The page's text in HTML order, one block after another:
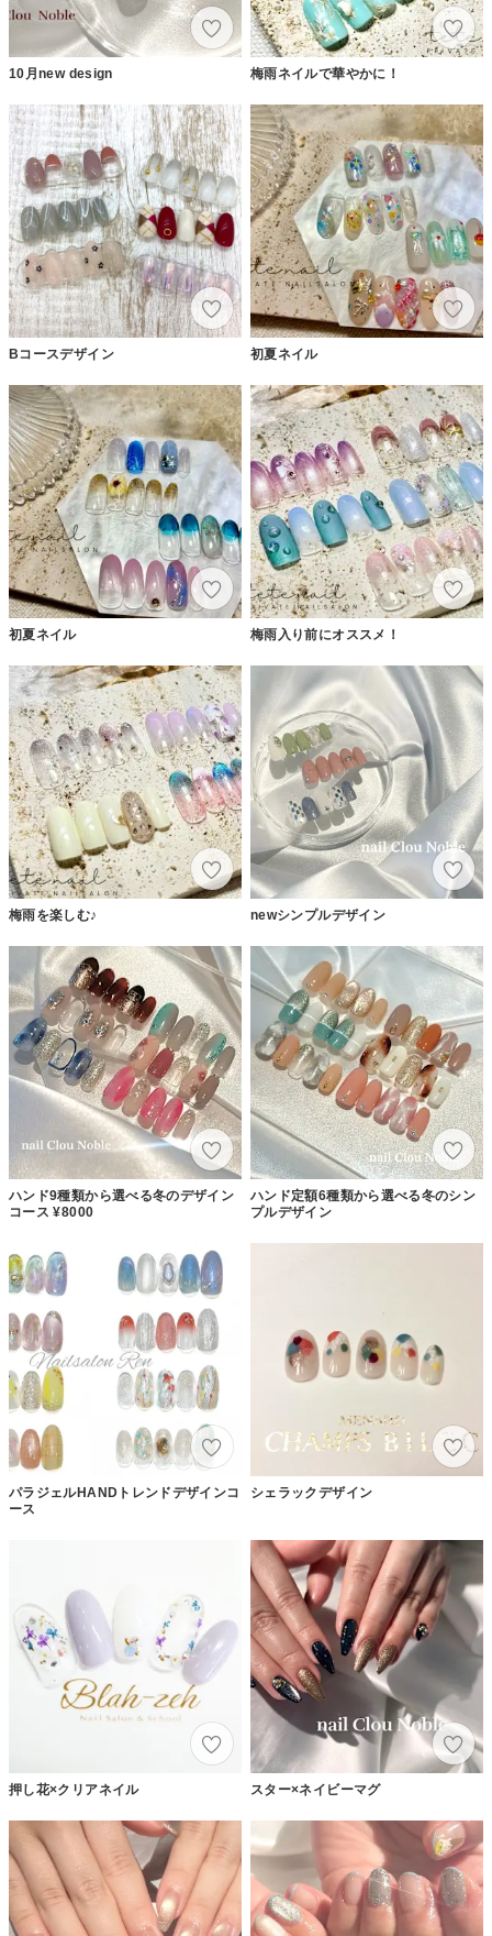
10月new design 梅雨ネイルで華やかに！
Bコースデザイン 初夏ネイル
初夏ネイル 梅雨入り前にオススメ！
梅雨を楽しむ♪ newシンプルデザイン
ハンド9種類から選べる冬のデザイン
コース ¥8000
ハンド定額6種類から選べる冬のシン
プルデザイン
パラジェルHANDトレンドデザインコ
ース
シェラックデザイン
押し花×クリアネイル スター×ネイビーマグ